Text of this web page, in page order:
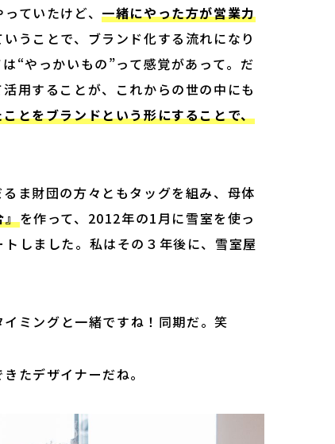
ていたけど、一緒にやった方が営業力
いうことで、ブランド化する流れになり
“やっかいもの”って感覚があって。だ
用することが、これからの世の中にも
とをブランドという形にすることで、
ま財団の⽅々ともタッグを組み、⺟体
』を作って、2012年の1月に雪室を使っ
トしました。私はその３年後に、雪室屋
ミングと一緒ですね！同期だ。笑
たデザイナーだね。